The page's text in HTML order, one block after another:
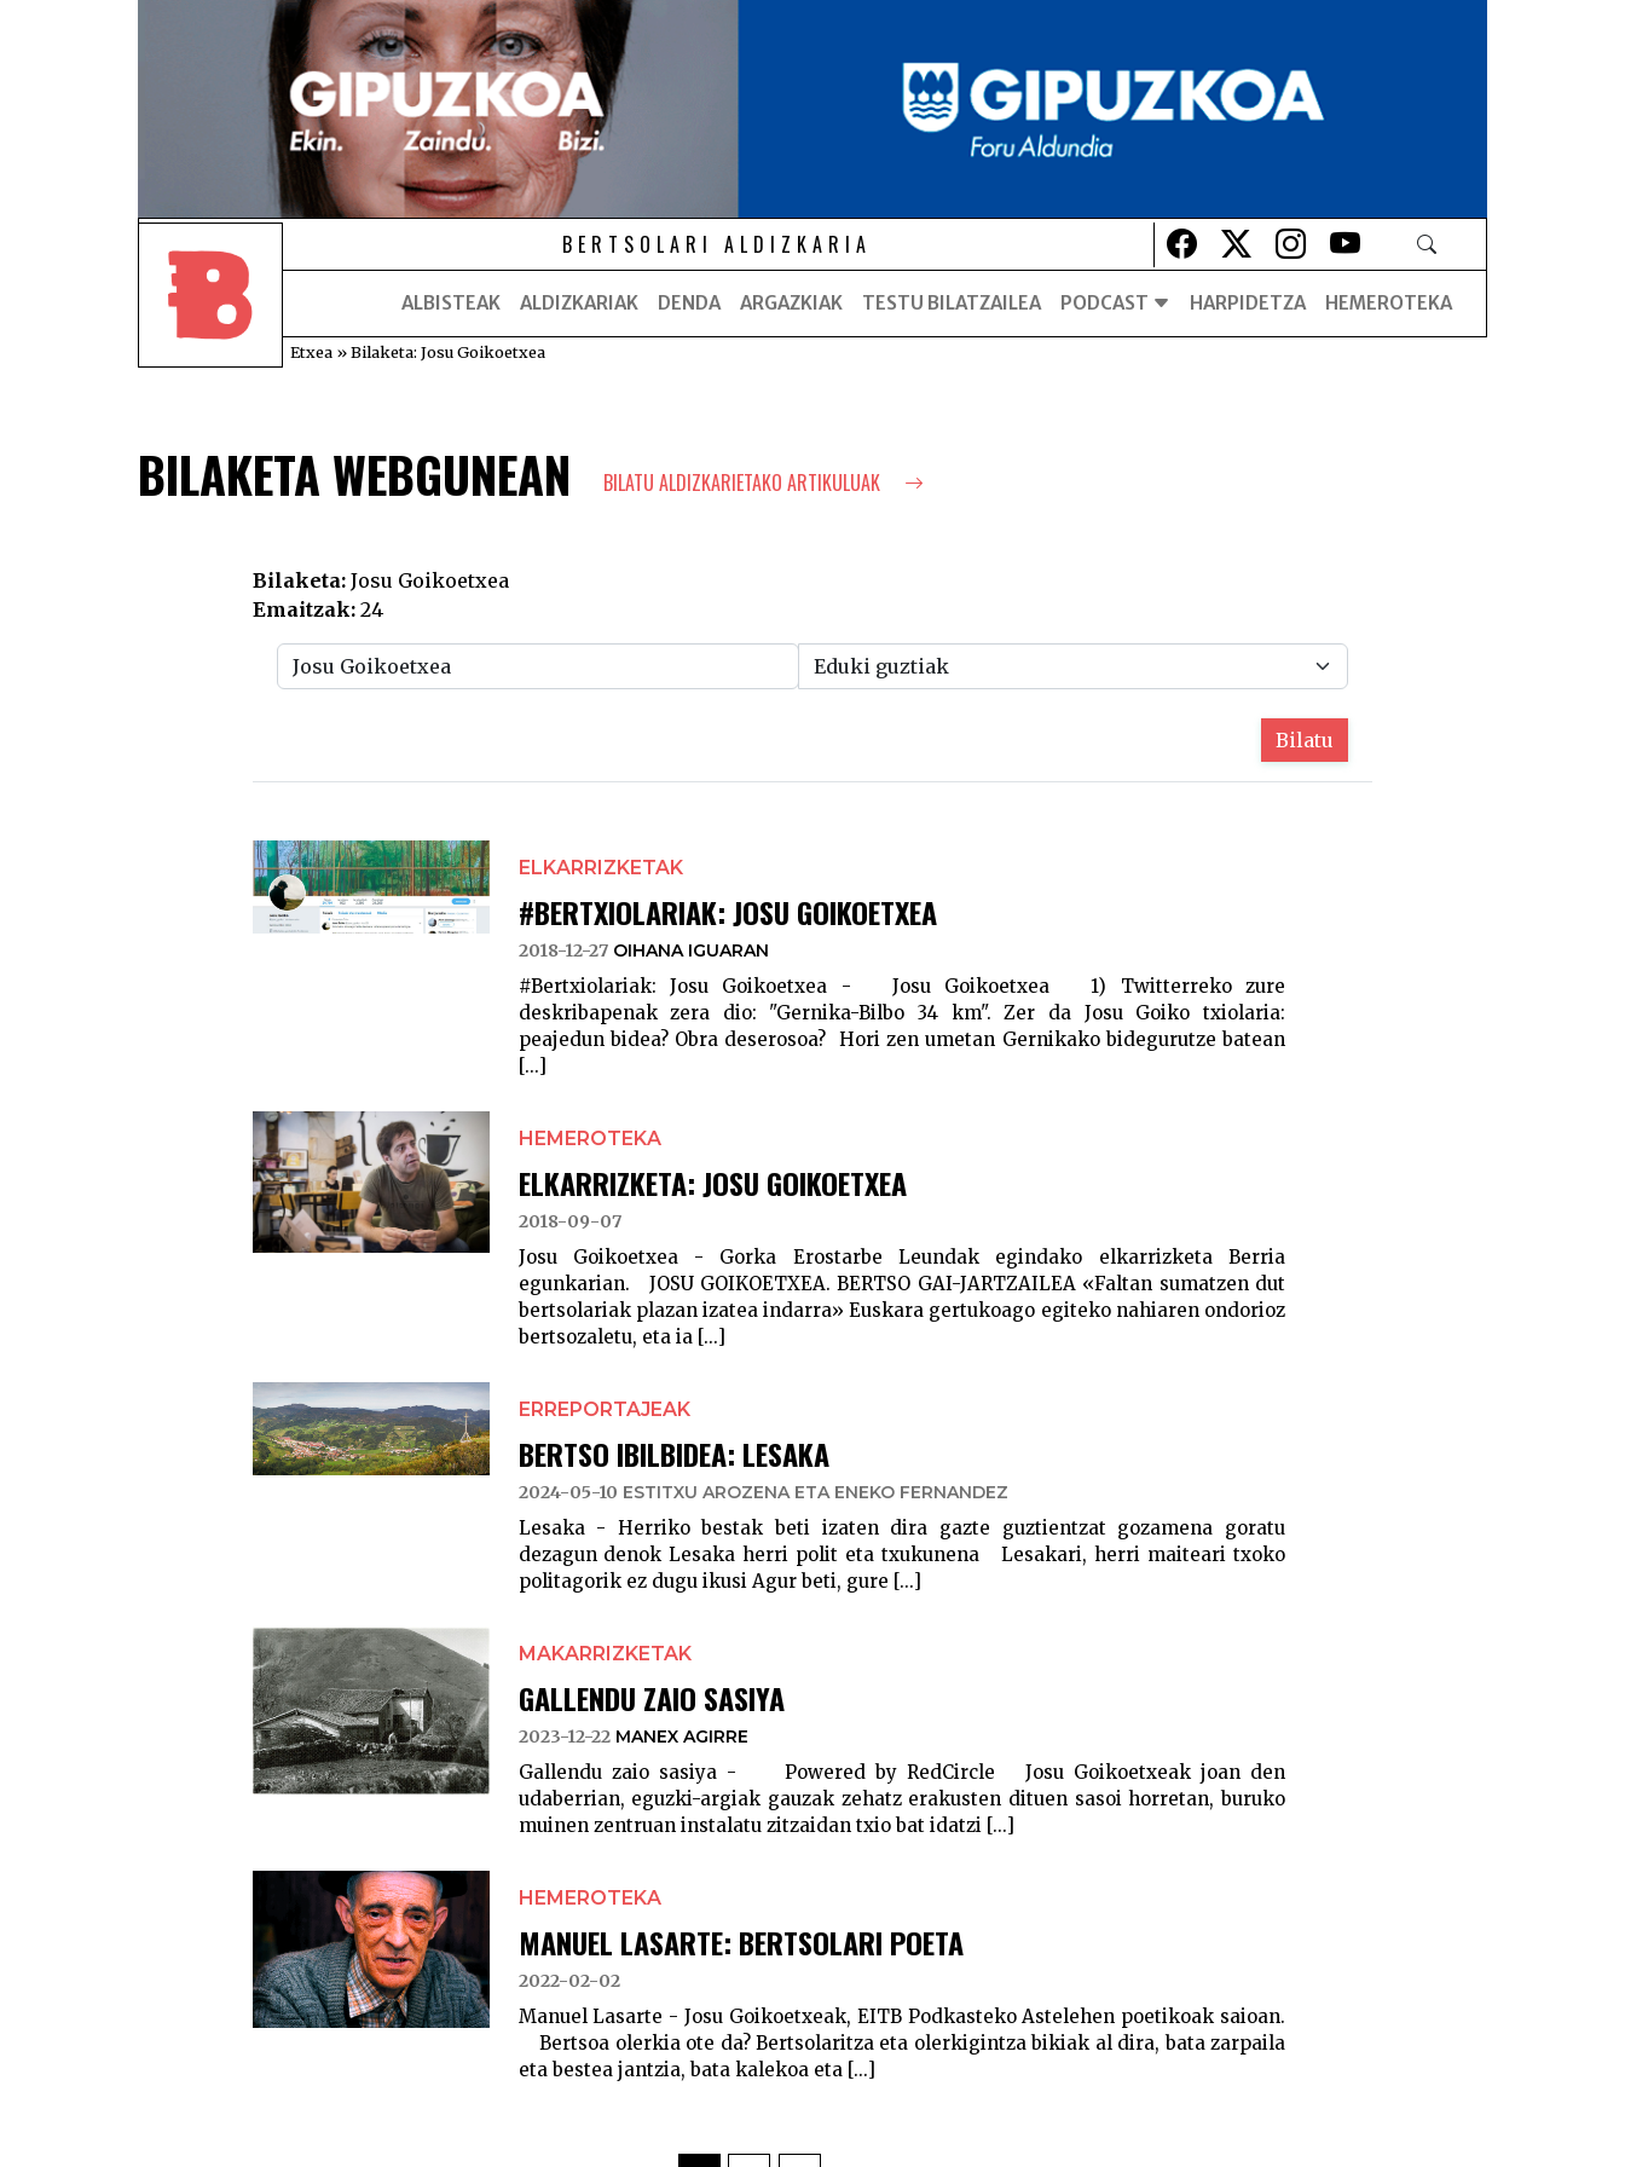
BERTSOLARI ALDIZKARIA Lehio berrian irekiko da
Lehio berrian irekiko da
Lehio berrian irekiko da
Lehio berrian irekiko da
ALBISTEAK ALDIZKARIAK DENDA ARGAZKIAK TESTU BILATZAILEA PODCAST HARPIDETZA HEMEROTEKA
Etxea »Bilaketa: Josu Goikoetxea
BILAKETA WEBGUNEAN BILATU ALDIZKARIETAKO ARTIKULUAK
Bilaketa: Josu Goikoetxea
Emaitzak: 24
Bilatu
ELKARRIZKETAK
#BERTXIOLARIAK: JOSU GOIKOETXEA
2018-12-27 OIHANA IGUARAN
#Bertxiolariak: Josu Goikoetxea - Josu Goikoetxea 1) Twitterreko zure
deskribapenak zera dio: "Gernika-Bilbo 34 km". Zer da Josu Goiko txiolaria:
peajedun bidea? Obra deserosoa? Hori zen umetan Gernikako bidegurutze batean
[...]
HEMEROTEKA
ELKARRIZKETA: JOSU GOIKOETXEA
2018-09-07
Josu Goikoetxea - Gorka Erostarbe Leundak egindako elkarrizketa Berria
egunkarian. JOSU GOIKOETXEA. BERTSO GAI-JARTZAILEA «Faltan sumatzen dut
bertsolariak plazan izatea indarra» Euskara gertukoago egiteko nahiaren ondorioz
bertsozaletu, eta ia [...]
ERREPORTAJEAK
BERTSO IBILBIDEA: LESAKA
2024-05-10 ESTITXU AROZENA ETA ENEKO FERNANDEZ
Lesaka - Herriko bestak beti izaten dira gazte guztientzat gozamena goratu
dezagun denok Lesaka herri polit eta txukunena Lesakari, herri maiteari txoko
politagorik ez dugu ikusi Agur beti, gure [...]
MAKARRIZKETAK
GALLENDU ZAIO SASIYA
2023-12-22 MANEX AGIRRE
Gallendu zaio sasiya - Powered by RedCircle Josu Goikoetxeak joan den
udaberrian, eguzki-argiak gauzak zehatz erakusten dituen sasoi horretan, buruko
muinen zentruan instalatu zitzaidan txio bat idatzi [...]
HEMEROTEKA
MANUEL LASARTE: BERTSOLARI POETA
2022-02-02
Manuel Lasarte - Josu Goikoetxeak, EITB Podkasteko Astelehen poetikoak saioan.
Bertsoa olerkia ote da? Bertsolaritza eta olerkigintza bikiak al dira, bata zarpaila
eta bestea jantzia, bata kalekoa eta [...]